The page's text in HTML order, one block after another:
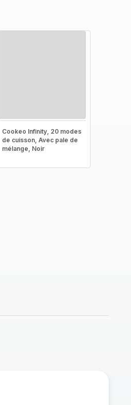
Cookeo Infinity, 20 modes
de cuisson, Avec pale de
mélange, Noir